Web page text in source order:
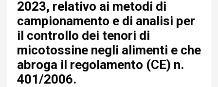
2023, relativo ai metodi di
campionamento e di analisi per
il controllo dei tenori di
micotossine negli alimenti e che
abroga il regolamento (CE) n.
401/2006.